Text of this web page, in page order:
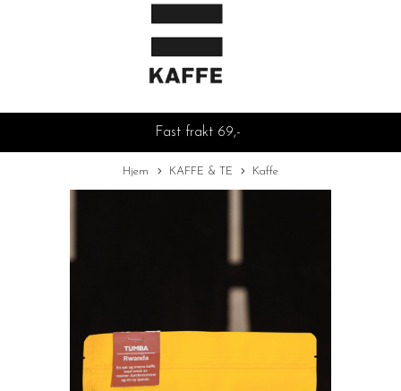
Fast frakt 69,-
Hjem KAFFE & TE Kaffe